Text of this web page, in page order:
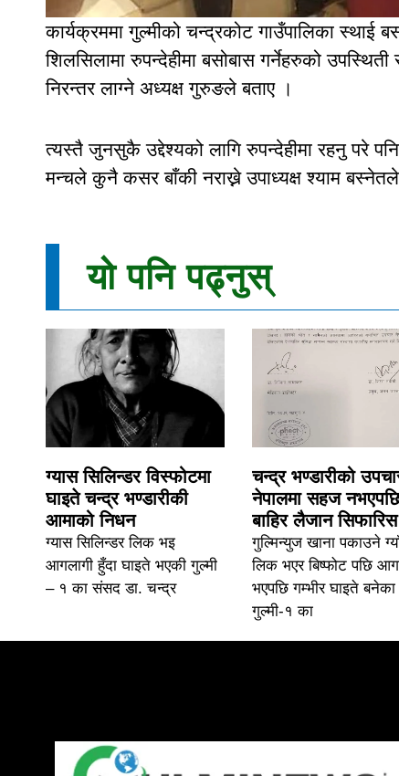
कार्यक्रममा गुल्मीको चन्द्रकोट गाउँपालिका स्थाई
शिलसिलामा रुपन्देहीमा बसोबास गर्नेहरुको
निरन्तर लाग्ने अध्यक्ष गुरुङले बताए ।
त्यस्तै जुनसुकै उद्देश्यको लागि रुपन्देहीमा रहनु परे
मन्चले कुनै कसर बाँकी नराख्ने उपाध्यक्ष श्याम
यो पनि पढ्नुस्
ग्यास सिलिन्डर विस्फोटमा
घाइते चन्द्र भण्डारीकी
आमाको निधन
ग्यास सिलिन्डर लिक भइ
आगलागी हुँदा घाइते भएकी गुल्मी
– १ का संसद डा. चन्द्र
चन्द्र भण्डारीको
नेपालमा सहज
बाहिर लैजान सिफारिस
गुल्मिन्युज खाना पकाउने
लिक भएर बिष्फोट पछि
भएपछि गम्भीर घाइते बनेका
गुल्मी-१ का